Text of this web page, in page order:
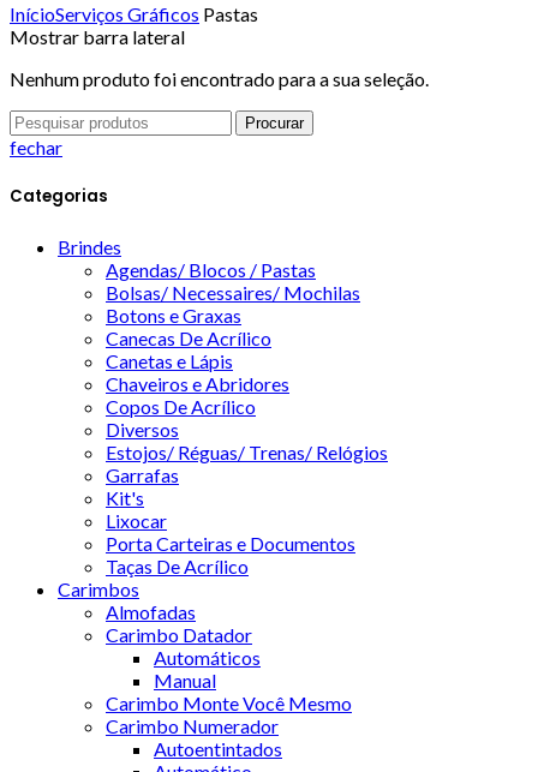
InícioServiços Gráficos Pastas
Mostrar barra lateral
Nenhum produto foi encontrado para a sua seleção.
Procurar
fechar
Categorias
Brindes
Agendas/ Blocos / Pastas
Bolsas/ Necessaires/ Mochilas
Botons e Graxas
Canecas De Acrílico
Canetas e Lápis
Chaveiros e Abridores
Copos De Acrílico
Diversos
Estojos/ Réguas/ Trenas/ Relógios
Garrafas
Kit's
Lixocar
Porta Carteiras e Documentos
Taças De Acrílico
Carimbos
Almofadas
Carimbo Datador
Automáticos
Manual
Carimbo Monte Você Mesmo
Carimbo Numerador
Autoentintados